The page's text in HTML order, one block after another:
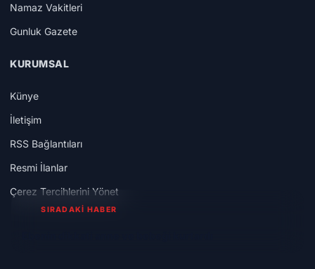
Namaz Vakitleri
Gunluk Gazete
KURUMSAL
Künye
İletişim
RSS Bağlantıları
Resmi İlanlar
Çerez Tercihlerini Yönet
SIRADAKİ HABER